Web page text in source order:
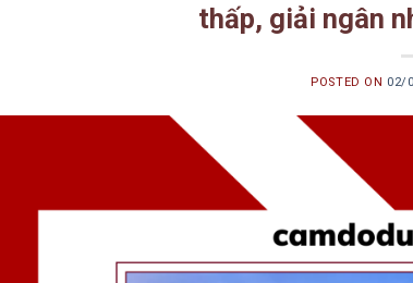
thấp, giải ngân
POSTED ON 02/